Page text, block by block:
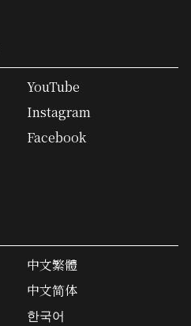
YouTube
Instagram
Facebook
中文繁體
中文简体
한국어